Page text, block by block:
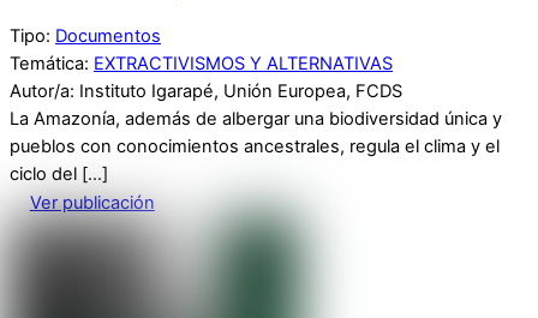
Tipo: Documentos
Temática: EXTRACTIVISMOS Y ALTERNATIVAS
Autor/a: Instituto Igarapé, Unión Europea, FCDS
La Amazonía, además de albergar una biodiversidad única y
pueblos con conocimientos ancestrales, regula el clima y el
ciclo del […]
Ver publicación